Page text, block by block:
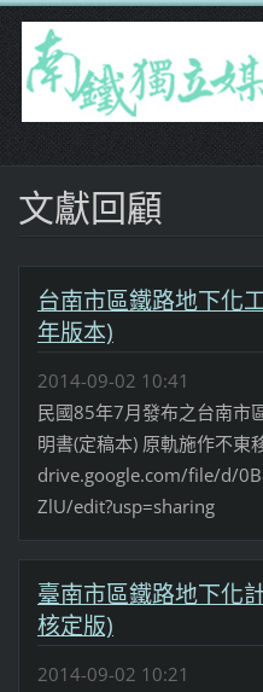
文獻回顧
台南市區鐵路地下化
年版本)
2014-09-02 10:41
民國85年7月發布之台南市
明書(定稿本) 原軌施作不東
drive.google.com/file/d/
ZlU/edit?usp=sharing
臺南市區鐵路地下化
核定版)
2014-09-02 10:21